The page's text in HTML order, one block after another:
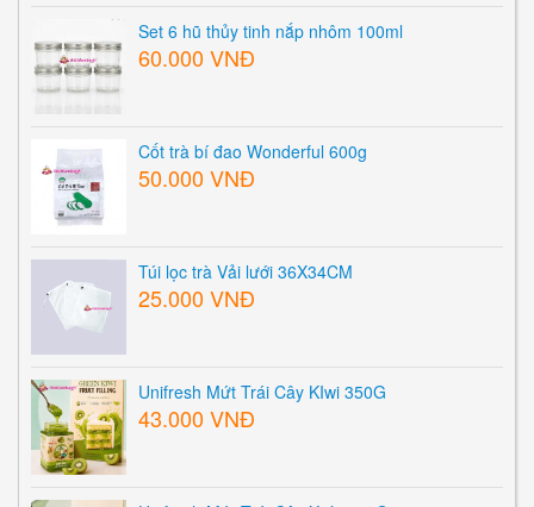
Set 6 hũ thủy tinh nắp nhôm 100ml
60.000 VNĐ
Cốt trà bí đao Wonderful 600g
50.000 VNĐ
Túi lọc trà Vải lưới 36X34CM
25.000 VNĐ
Unifresh Mứt Trái Cây KIwi 350G
43.000 VNĐ